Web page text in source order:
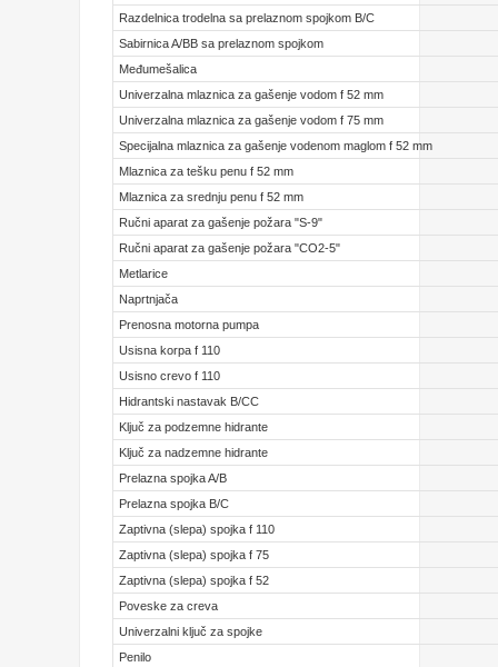
Razdelnica trodelna sa prelaznom spojkom B/C
Sabirnica A/BB sa prelaznom spojkom
Međumešalica
Univerzalna mlaznica za gašenje vodom f 52 mm
Univerzalna mlaznica za gašenje vodom f 75 mm
Specijalna mlaznica za gašenje vodenom maglom f 52 mm
Mlaznica za tešku penu f 52 mm
Mlaznica za srednju penu f 52 mm
Ručni aparat za gašenje požara "S-9"
Ručni aparat za gašenje požara "CO2-5"
Metlarice
Naprtnjača
Prenosna motorna pumpa
Usisna korpa f 110
Usisno crevo f 110
Hidrantski nastavak B/CC
Ključ za podzemne hidrante
Ključ za nadzemne hidrante
Prelazna spojka A/B
Prelazna spojka B/C
Zaptivna (slepa) spojka f 110
Zaptivna (slepa) spojka f 75
Zaptivna (slepa) spojka f 52
Poveske za creva
Univerzalni ključ za spojke
Penilo